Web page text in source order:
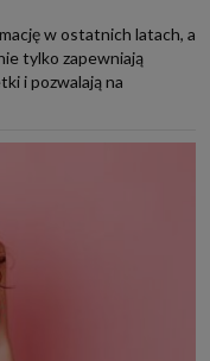
w ostatnich latach, a
tylko zapewniają
i pozwalają na